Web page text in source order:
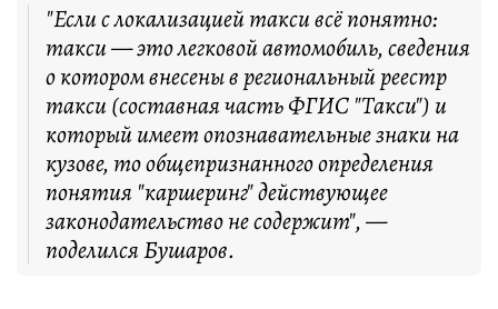
"Если с локализацией такси всё понятно:
такси — это легковой автомобиль, сведения
о котором внесены в региональный реестр
такси (составная часть ФГИС "Такси") и
который имеет опознавательные знаки на
кузове, то общепризнанного определения
понятия "каршеринг" действующее
законодательство не содержит", —
поделился Бушаров.